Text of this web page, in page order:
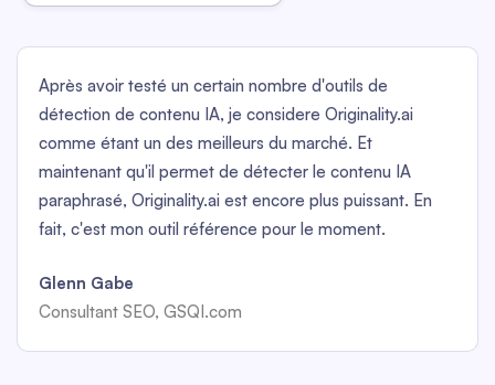
Après avoir testé un certain nombre d'outils de
détection de contenu IA, je considere Originality.ai
comme étant un des meilleurs du marché. Et
maintenant qu'il permet de détecter le contenu IA
paraphrasé, Originality.ai est encore plus puissant. En
fait, c'est mon outil référence pour le moment.
Glenn Gabe
Consultant SEO, GSQI.com